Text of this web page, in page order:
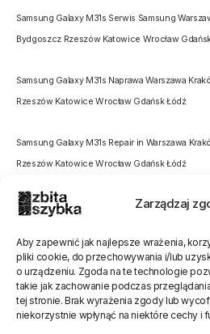
Zarządzaj
Aby zapewnić jak najlepsze wrażenia,
pliki cookie, do przechowywania i/lub
o urządzeniu. Zgoda na te technologie
takie jak zachowanie podczas
tej stronie. Brak wyrażenia zgody lub
niekorzystnie wpłynąć na niektóre cechy i
Samsung Galaxy M31s Serwis Samsung
Bydgoszcz Rzeszów Katowice Wrocław
Samsung Galaxy M31s Naprawa Warszawa
Rzeszów Katowice Wrocław Gdańsk Łódź
Samsung Galaxy M31s Repair in Warszawa
Rzeszów Katowice Wrocław Gdańsk Łódź
Oceń